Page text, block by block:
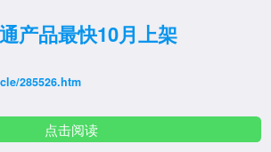
产品最快10月上架
285526.htm
点击阅读